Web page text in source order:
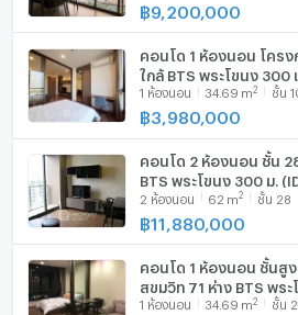
฿9,200,000
คอนโด 1 ห้องนอน โครง
ใกล้ BTS พระโขนง 300
1 ห้องนอน 34.69 m2 ชั้น
฿3,980,000
คอนโด 2 ห้องนอน ชั้น
BTS พระโขนง 300 ม.
2 ห้องนอน 62 m2 ชั้น 28
฿11,880,000
คอนโด 1 ห้องนอน ชั้นสูง
สุขุมวิท 71 ห่าง BTS พระ
2801608)
1 ห้องนอน 34.69 m2 ชั้น